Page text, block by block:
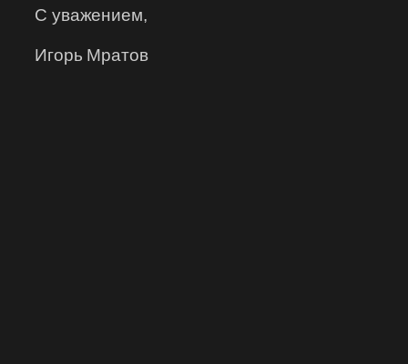
С уважением,
Игорь Мратов